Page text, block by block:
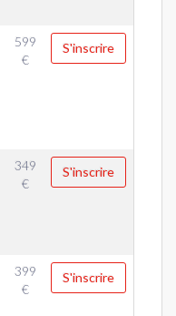
599
€
S'inscrire
349
€
S'inscrire
399
€
S'inscrire